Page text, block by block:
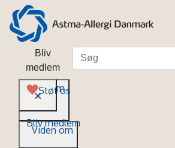
Bliv
medlem
Støt os
Bliv medlem
Viden om
Viden om